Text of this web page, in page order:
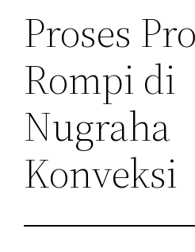
Proses
Rompi di
Nugraha
Konveksi